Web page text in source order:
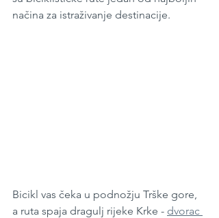
načina za istraživanje destinacije.
Bicikl vas čeka u podnožju Trške gore,
a ruta spaja dragulj rijeke Krke - dvorac